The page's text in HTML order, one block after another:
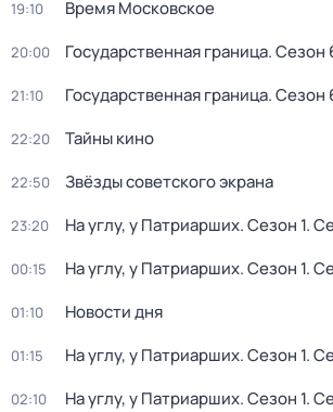
19:10 Время Московское
20:00 Государственная граница. Сезон
21:10 Государственная граница. Сезон
22:20 Тайны кино
22:50 Звёзды советского экрана
23:20 На углу, у Патриарших. Сезон 1.
00:15 На углу, у Патриарших. Сезон 1.
01:10 Новости дня
01:15 На углу, у Патриарших. Сезон 1.
02:10 На углу, у Патриарших. Сезон 1.